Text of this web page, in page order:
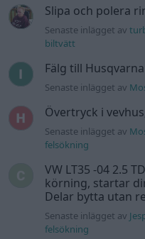
Slipa och polera
Senaste inlägget av
biltvätt
Fälg till
Senaste inlägget av
Övertryck i
Senaste inlägget av
felsökning
VW LT35 -04 2.5
körning, startar
Delar bytta utan
Senaste inlägget av
felsökning